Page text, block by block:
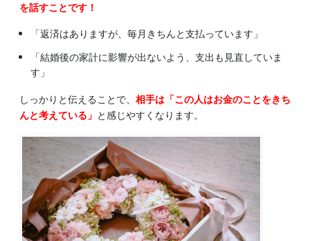
を話すことです！
「返済はありますが、毎月きちんと支払っています」
「結婚後の家計に影響が出ないよう、支出も見直していま
す」
しっかりと伝えることで、 相手は「この人はお金のことをきち
んと考えている」 と感じやすくなります。